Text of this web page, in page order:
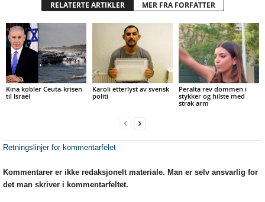
RELATERTE ARTIKLER MER FRA FORFATTER
Kina kobler Ceuta-krisen
til Israel
Karoli etterlyst av svensk
politi
Peralta rev dommen i
stykker og hilste med
strak arm
Retningslinjer for kommentarfelet
Kommentarer er ikke redaksjonelt materiale. Man er selv ansvarlig for
det man skriver i kommentarfeltet.